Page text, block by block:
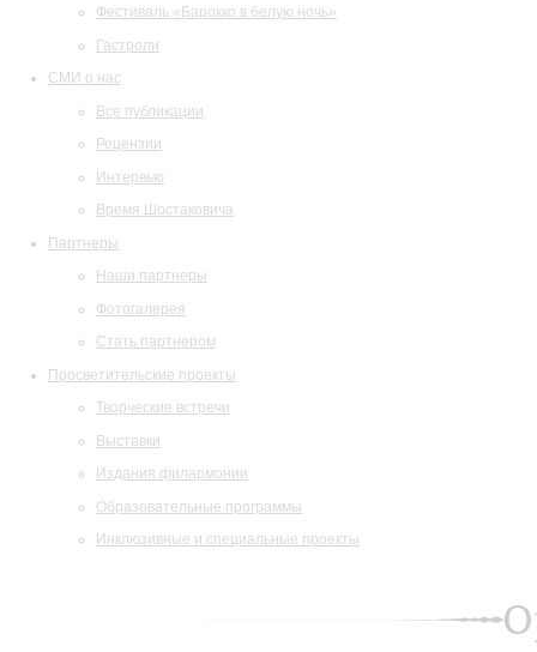
Фестиваль «Барокко в белую ночь»
Гастроли
СМИ о нас
Все публикации
Рецензии
Интервью
Время Шостаковича
Партнеры
Наши партнеры
Фотогалерея
Стать партнером
Просветительские проекты
Творческие встречи
Выставки
Издания филармонии
Образовательные программы
Инклюзивные и специальные проекты